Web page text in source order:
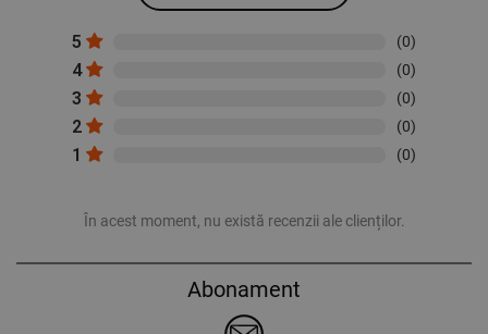
5 (0)
4 (0)
3 (0)
2 (0)
1 (0)
În acest moment, nu există recenzii ale clienților.
Abonament